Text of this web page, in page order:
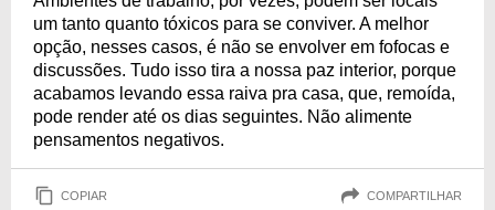
um tanto quanto tóxicos para se conviver. A melhor
opção, nesses casos, é não se envolver em fofocas e
discussões. Tudo isso tira a nossa paz interior, porque
acabamos levando essa raiva pra casa, que, remoída,
pode render até os dias seguintes. Não alimente
pensamentos negativos.
COPIAR COMPARTILHAR